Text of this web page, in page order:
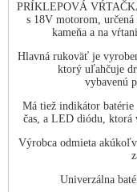
PRÍKLEPOVÁ
s 18V motorom,
kameňa a na
Hlavná rukoväť je
ktorý uľahčuje
vybavenú
Má tiež indikátor
čas, a LED diódu, ktorá
Výrobca odmieta
Univerzálna